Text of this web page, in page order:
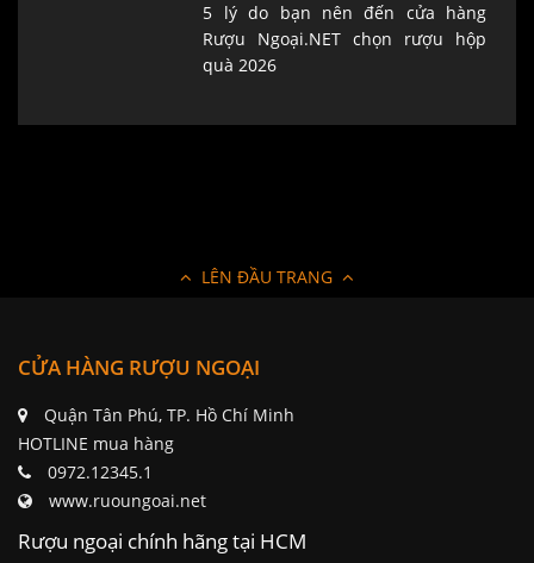
5 lý do bạn nên đến cửa hàng
Rượu Ngoại.NET chọn rượu hộp
quà 2026
LÊN ĐẦU TRANG
CỬA HÀNG RƯỢU NGOẠI
Quận Tân Phú, TP. Hồ Chí Minh
HOTLINE mua hàng
0972.12345.1
www.ruoungoai.net
Rượu ngoại chính hãng tại HCM